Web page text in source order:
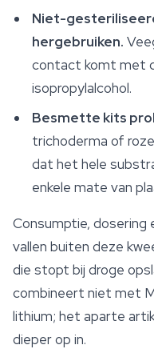
Niet-
hergebruiken.
contact komt met
isopropylalcohol.
Besmette kits
trichoderma of
dat het hele
enkele mate van
Consumptie, dosering
vallen buiten deze
die stopt bij droge
combineert niet met
lithium; het aparte
dieper op in.